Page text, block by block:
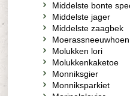
Middelste bonte
Middelste jager
Middelste zaagbek
Moerassneeuwhoen
Molukken lori
Molukkenkaketoe
Monniksgier
Monniksparkiet